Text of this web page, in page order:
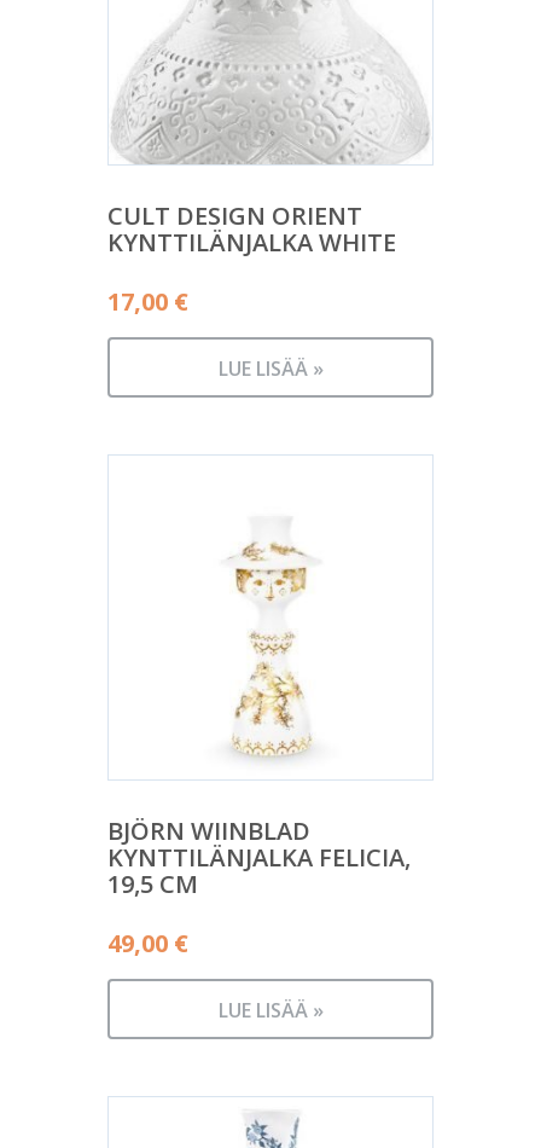
CULT DESIGN ORIENT
KYNTTILÄNJALKA WHITE
17,00 €
LUE LISÄÄ »
BJÖRN WIINBLAD
KYNTTILÄNJALKA FELICIA,
19,5 CM
49,00 €
LUE LISÄÄ »